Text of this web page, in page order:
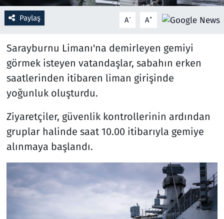
Paylaş A- A+
Sarayburnu Limanı'na demirleyen gemiyi
görmek isteyen vatandaşlar, sabahın erken
saatlerinden itibaren liman girişinde
yoğunluk oluşturdu.
Ziyaretçiler, güvenlik kontrollerinin ardından
gruplar halinde saat 10.00 itibarıyla gemiye
alınmaya başlandı.
Seçim 2023
Teknoloji ve Bilim
Televizyon